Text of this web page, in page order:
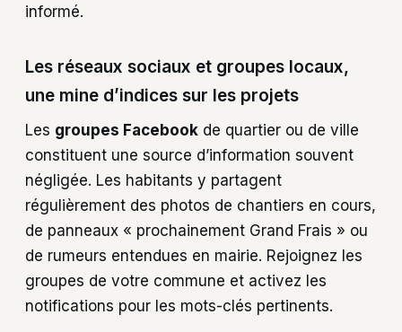
informé.
Les réseaux sociaux et groupes locaux,
une mine d’indices sur les projets
Les groupes Facebook de quartier ou de ville
constituent une source d’information souvent
négligée. Les habitants y partagent
régulièrement des photos de chantiers en cours,
de panneaux « prochainement Grand Frais » ou
de rumeurs entendues en mairie. Rejoignez les
groupes de votre commune et activez les
notifications pour les mots-clés pertinents.